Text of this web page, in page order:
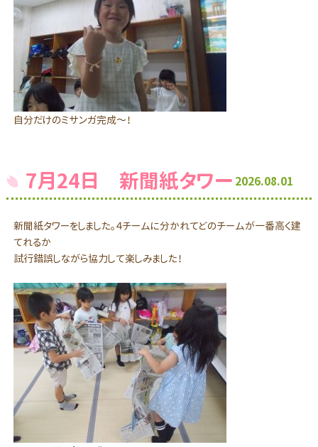
自分だけのミサンガ完成～！
7月24日 新聞紙タワー 2026.08.01
新聞紙タワーをしました。４チームに分かれてどのチームが一番高く建
てれるか
試行錯誤しながら協力して楽しみました！